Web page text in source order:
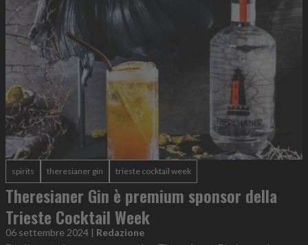
spirits theresianer gin trieste cocktail week
Theresianer Gin è premium sponsor della
Trieste Cocktail Week
06 settembre 2024 | Redazione